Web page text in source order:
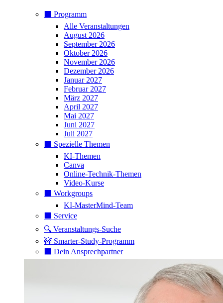
⬛️ Programm
Alle Veranstaltungen
August 2026
September 2026
Oktober 2026
November 2026
Dezember 2026
Januar 2027
Februar 2027
März 2027
April 2027
Mai 2027
Juni 2027
Juli 2027
⬛️ Spezielle Themen
KI-Themen
Canva
Online-Technik-Themen
Video-Kurse
⬛️ Workgroups
KI-MasterMind-Team
⬛️ Service
🔍 Veranstaltungs-Suche
🚧 Smarter-Study-Programm
⬛️ Dein Ansprechpartner